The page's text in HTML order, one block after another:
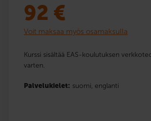
92 €
Voit maksaa myös osamaksulla
Kurssi sisältää EAS-koulutuksen
varten.
Palvelukielet: suomi, englanti